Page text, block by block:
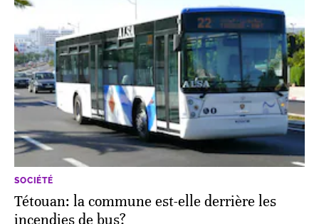
SOCIÉTÉ
Tétouan: la commune est-elle derrière les
incendies de bus?